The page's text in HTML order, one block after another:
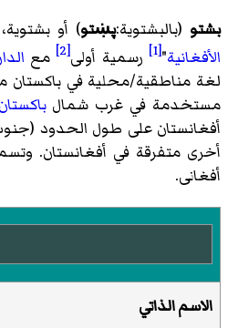
بشتو (بالبشتوية:پښتو) أو
الأفغانية"
[1] رسمية أولى[2] مع
لغة مناطقية/محلية في باكستان
مستخدمة في غرب شمالباكستان
أفغانستان على طول الحدود
أخرى متفرقة في أفغانستان.
أفغانى.
الاسم الذاتي